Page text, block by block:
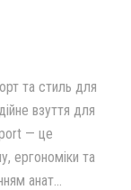
та стиль для
взуття для
— це
ергономіки та
анат...